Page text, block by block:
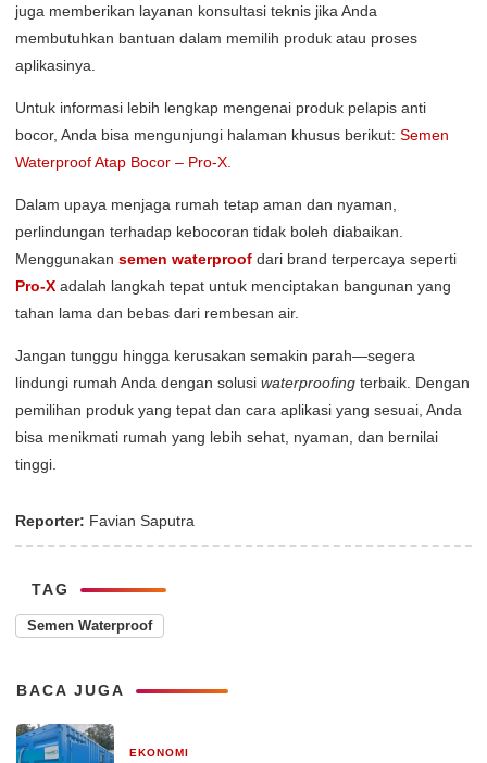
juga memberikan layanan konsultasi teknis jika Anda
membutuhkan bantuan dalam memilih produk atau proses
aplikasinya.
Untuk informasi lebih lengkap mengenai produk pelapis anti
bocor, Anda bisa mengunjungi halaman khusus berikut: Semen
Waterproof Atap Bocor – Pro-X
Dalam upaya menjaga rumah tetap aman dan nyaman,
perlindungan terhadap kebocoran tidak boleh diabaikan.
Menggunakan semen waterproof dari brand terpercaya seperti
Pro-X adalah langkah tepat untuk menciptakan bangunan yang
tahan lama dan bebas dari rembesan air.
Jangan tunggu hingga kerusakan semakin parah—segera
lindungi rumah Anda dengan solusi waterproofing terbaik. Dengan
pemilihan produk yang tepat dan cara aplikasi yang sesuai, Anda
bisa menikmati rumah yang lebih sehat, nyaman, dan bernilai
tinggi.
Reporter: Favian Saputra
TAG
Semen Waterproof
BACA JUGA
EKONOMI